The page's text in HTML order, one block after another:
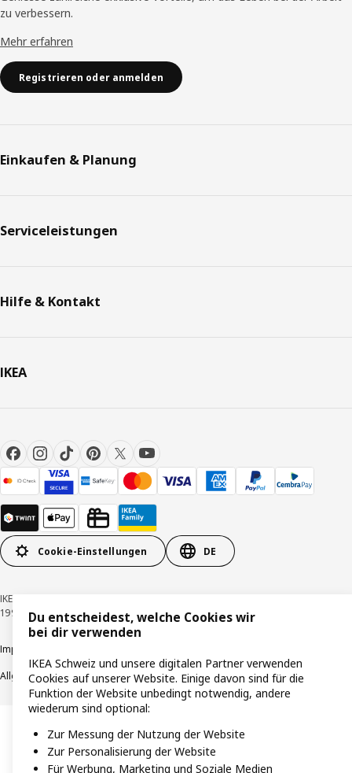
zu verbessern.
Mehr erfahren
Registrieren oder anmelden
Einkaufen & Planung
Serviceleistungen
Hilfe & Kontakt
IKEA
Cookie-Einstellungen DE
IKEA Schweiz - Müslistrasse 16, 8957 Spreitenbach © Inter IKEA Systems B.V.
1999-2026
Impressum / Datenschutzerklärung
Allgemeine Geschäftsbedingungen
Du entscheidest, welche Cookies wir
bei dir verwenden
IKEA Schweiz und unsere digitalen Partner verwenden
Cookies auf unserer Website. Einige davon sind für die
Funktion der Website unbedingt notwendig, andere
wiederum sind optional:
Zur Messung der Nutzung der Website
Zur Personalisierung der Website
Für Werbung, Marketing und Soziale Medien